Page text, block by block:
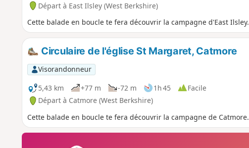
Départ à East Ilsley (West Berkshire)
Cette balade en boucle te fera découvrir la campagne d'East Ilsley.
Circulaire de l'église St Margaret, Catmore
Visorandonneur
5,43 km
+77 m -72 m 1h 45
Facile
Départ à Catmore (West Berkshire)
Cette balade en boucle te fera découvrir la campagne de Catmore.